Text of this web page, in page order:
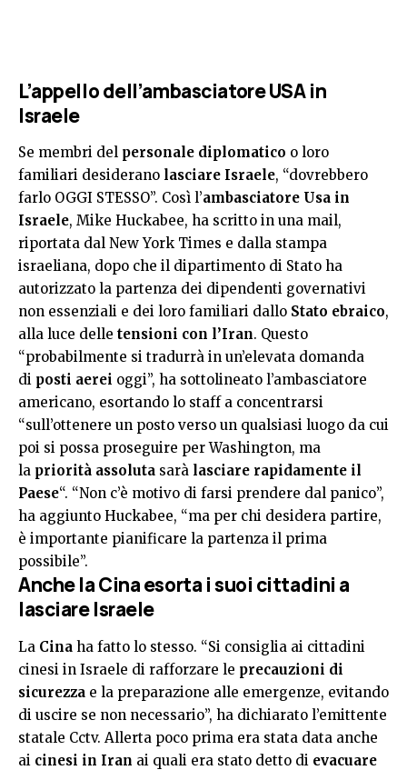
L’appello dell’ambasciatore USA in
Israele
Se membri del personale diplomatico o loro
familiari desiderano lasciare Israele, “dovrebbero
farlo OGGI STESSO”. Così l’ambasciatore Usa in
Israele, Mike Huckabee, ha scritto in una mail,
riportata dal New York Times e dalla stampa
israeliana, dopo che il dipartimento di Stato ha
autorizzato la partenza dei dipendenti governativi
non essenziali e dei loro familiari dallo Stato ebraico,
alla luce delle tensioni con l’Iran. Questo
“probabilmente si tradurrà in un’elevata domanda
di posti aerei oggi”, ha sottolineato l’ambasciatore
americano, esortando lo staff a concentrarsi
“sull’ottenere un posto verso un qualsiasi luogo da cui
poi si possa proseguire per Washington, ma
la priorità assoluta sarà lasciare rapidamente il
Paese“. “Non c’è motivo di farsi prendere dal panico”,
ha aggiunto Huckabee, “ma per chi desidera partire,
è importante pianificare la partenza il prima
possibile”.
Anche la Cina esorta i suoi cittadini a
lasciare Israele
La Cina ha fatto lo stesso. “Si consiglia ai cittadini
cinesi in Israele di rafforzare le precauzioni di
sicurezza e la preparazione alle emergenze, evitando
di uscire se non necessario”, ha dichiarato l’emittente
statale Cctv. Allerta poco prima era stata data anche
ai cinesi in Iran ai quali era stato detto di evacuare